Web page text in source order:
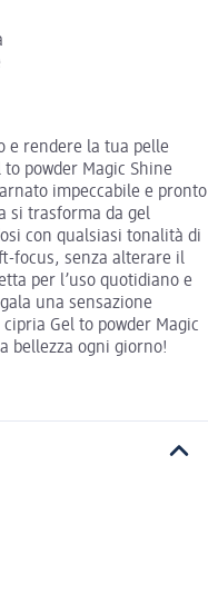
e rendere la tua pelle
powder Magic Shine
impeccabile e pronto
si trasforma da gel
con qualsiasi tonalità di
focus, senza alterare il
per l’uso quotidiano e
una sensazione
Gel to powder Magic
bellezza ogni giorno!